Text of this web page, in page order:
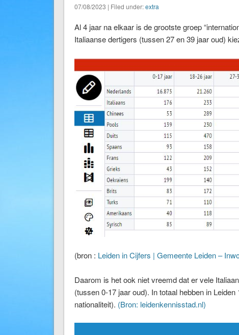
07/08/2023 | Filed under:extra
Al 4 jaar na elkaar is de grootste groep
Italiaanse dertigers (tussen 27 en 39 jaar oud)
(bron : Leiden in Cijfers | Gemeente Leiden –
Daarom is het ook niet vreemd dat er vele
(tussen 0-17 jaar oud). In totaal hebben in
nationaliteit). (Bron: leidenkennisstad.nl)